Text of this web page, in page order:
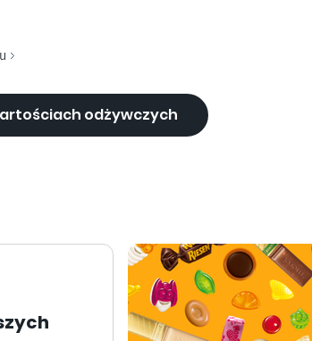
odżywczych